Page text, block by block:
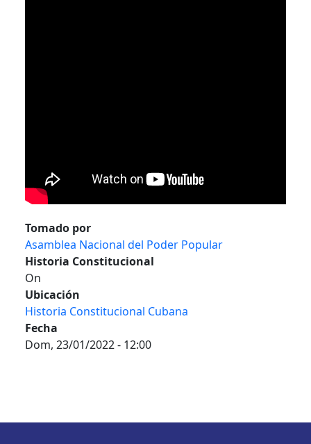
Tomado por
Asamblea Nacional del Poder Popular
Historia Constitucional
On
Ubicación
Historia Constitucional Cubana
Fecha
Dom, 23/01/2022 - 12:00